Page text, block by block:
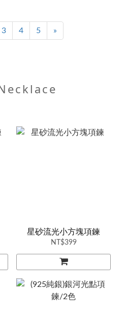
3 4 5 »
星砂流光小方塊項鍊
NT$399